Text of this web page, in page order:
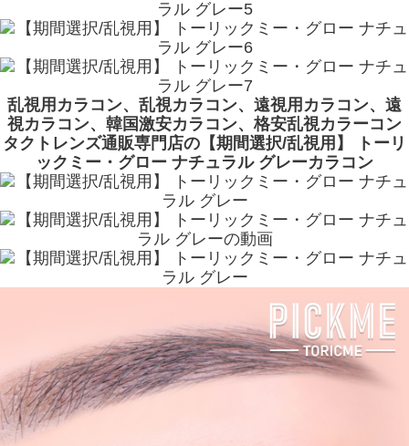
乱視用カラコン、乱視カラコン、遠視用カラコン、遠
視カラコン、韓国激安カラコン、格安乱視カラーコン
タクトレンズ通販専門店の【期間選択/乱視用】 トーリ
ックミー・グロー ナチュラル グレーカラコン